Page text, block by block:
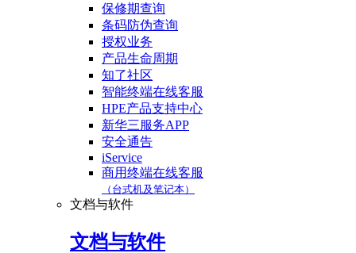
保修期查询
条码防伪查询
授权业务
产品生命周期
知了社区
智能终端在线客服
HPE产品支持中心
新华三服务APP
安全通告
iService
商用终端在线客服
（台式机及笔记本）
文档与软件
文档与软件